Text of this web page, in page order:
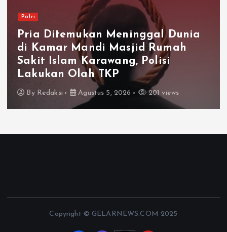
Polri
Pria Ditemukan Meninggal Dunia
di Kamar Mandi Masjid Rumah
Sakit Islam Karawang, Polisi
Lakukan Olah TKP
By Redaksi Agustus 5, 2026 201 views
Copyright © GELARNEWS.COM 2025